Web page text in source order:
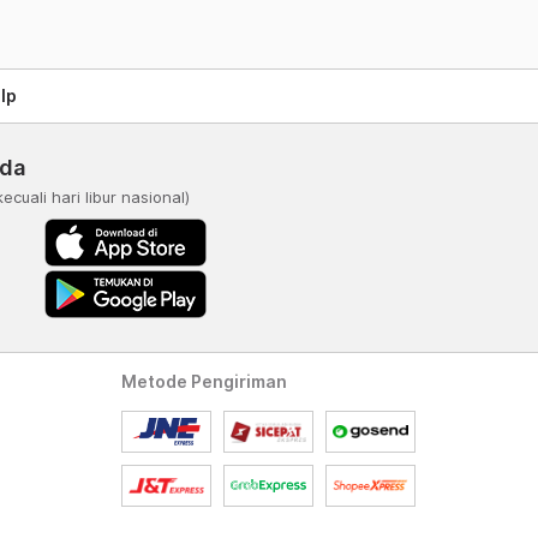
hari libur nasional)
Metode Pengiriman